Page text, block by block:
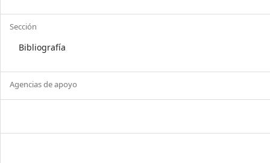
Sección
Bibliografía
Agencias de apoyo